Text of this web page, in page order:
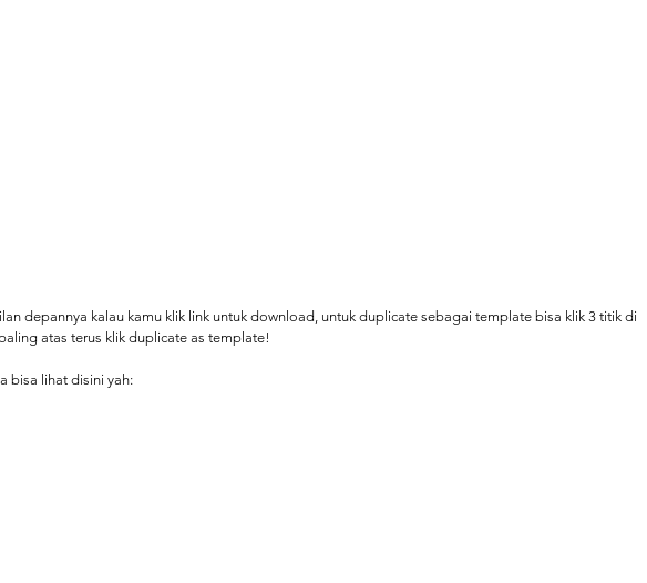
depannya kalau kamu klik link untuk download, untuk duplicate sebagai template bisa klik 3 titik di
atas terus klik duplicate as template!
bisa lihat disini yah: